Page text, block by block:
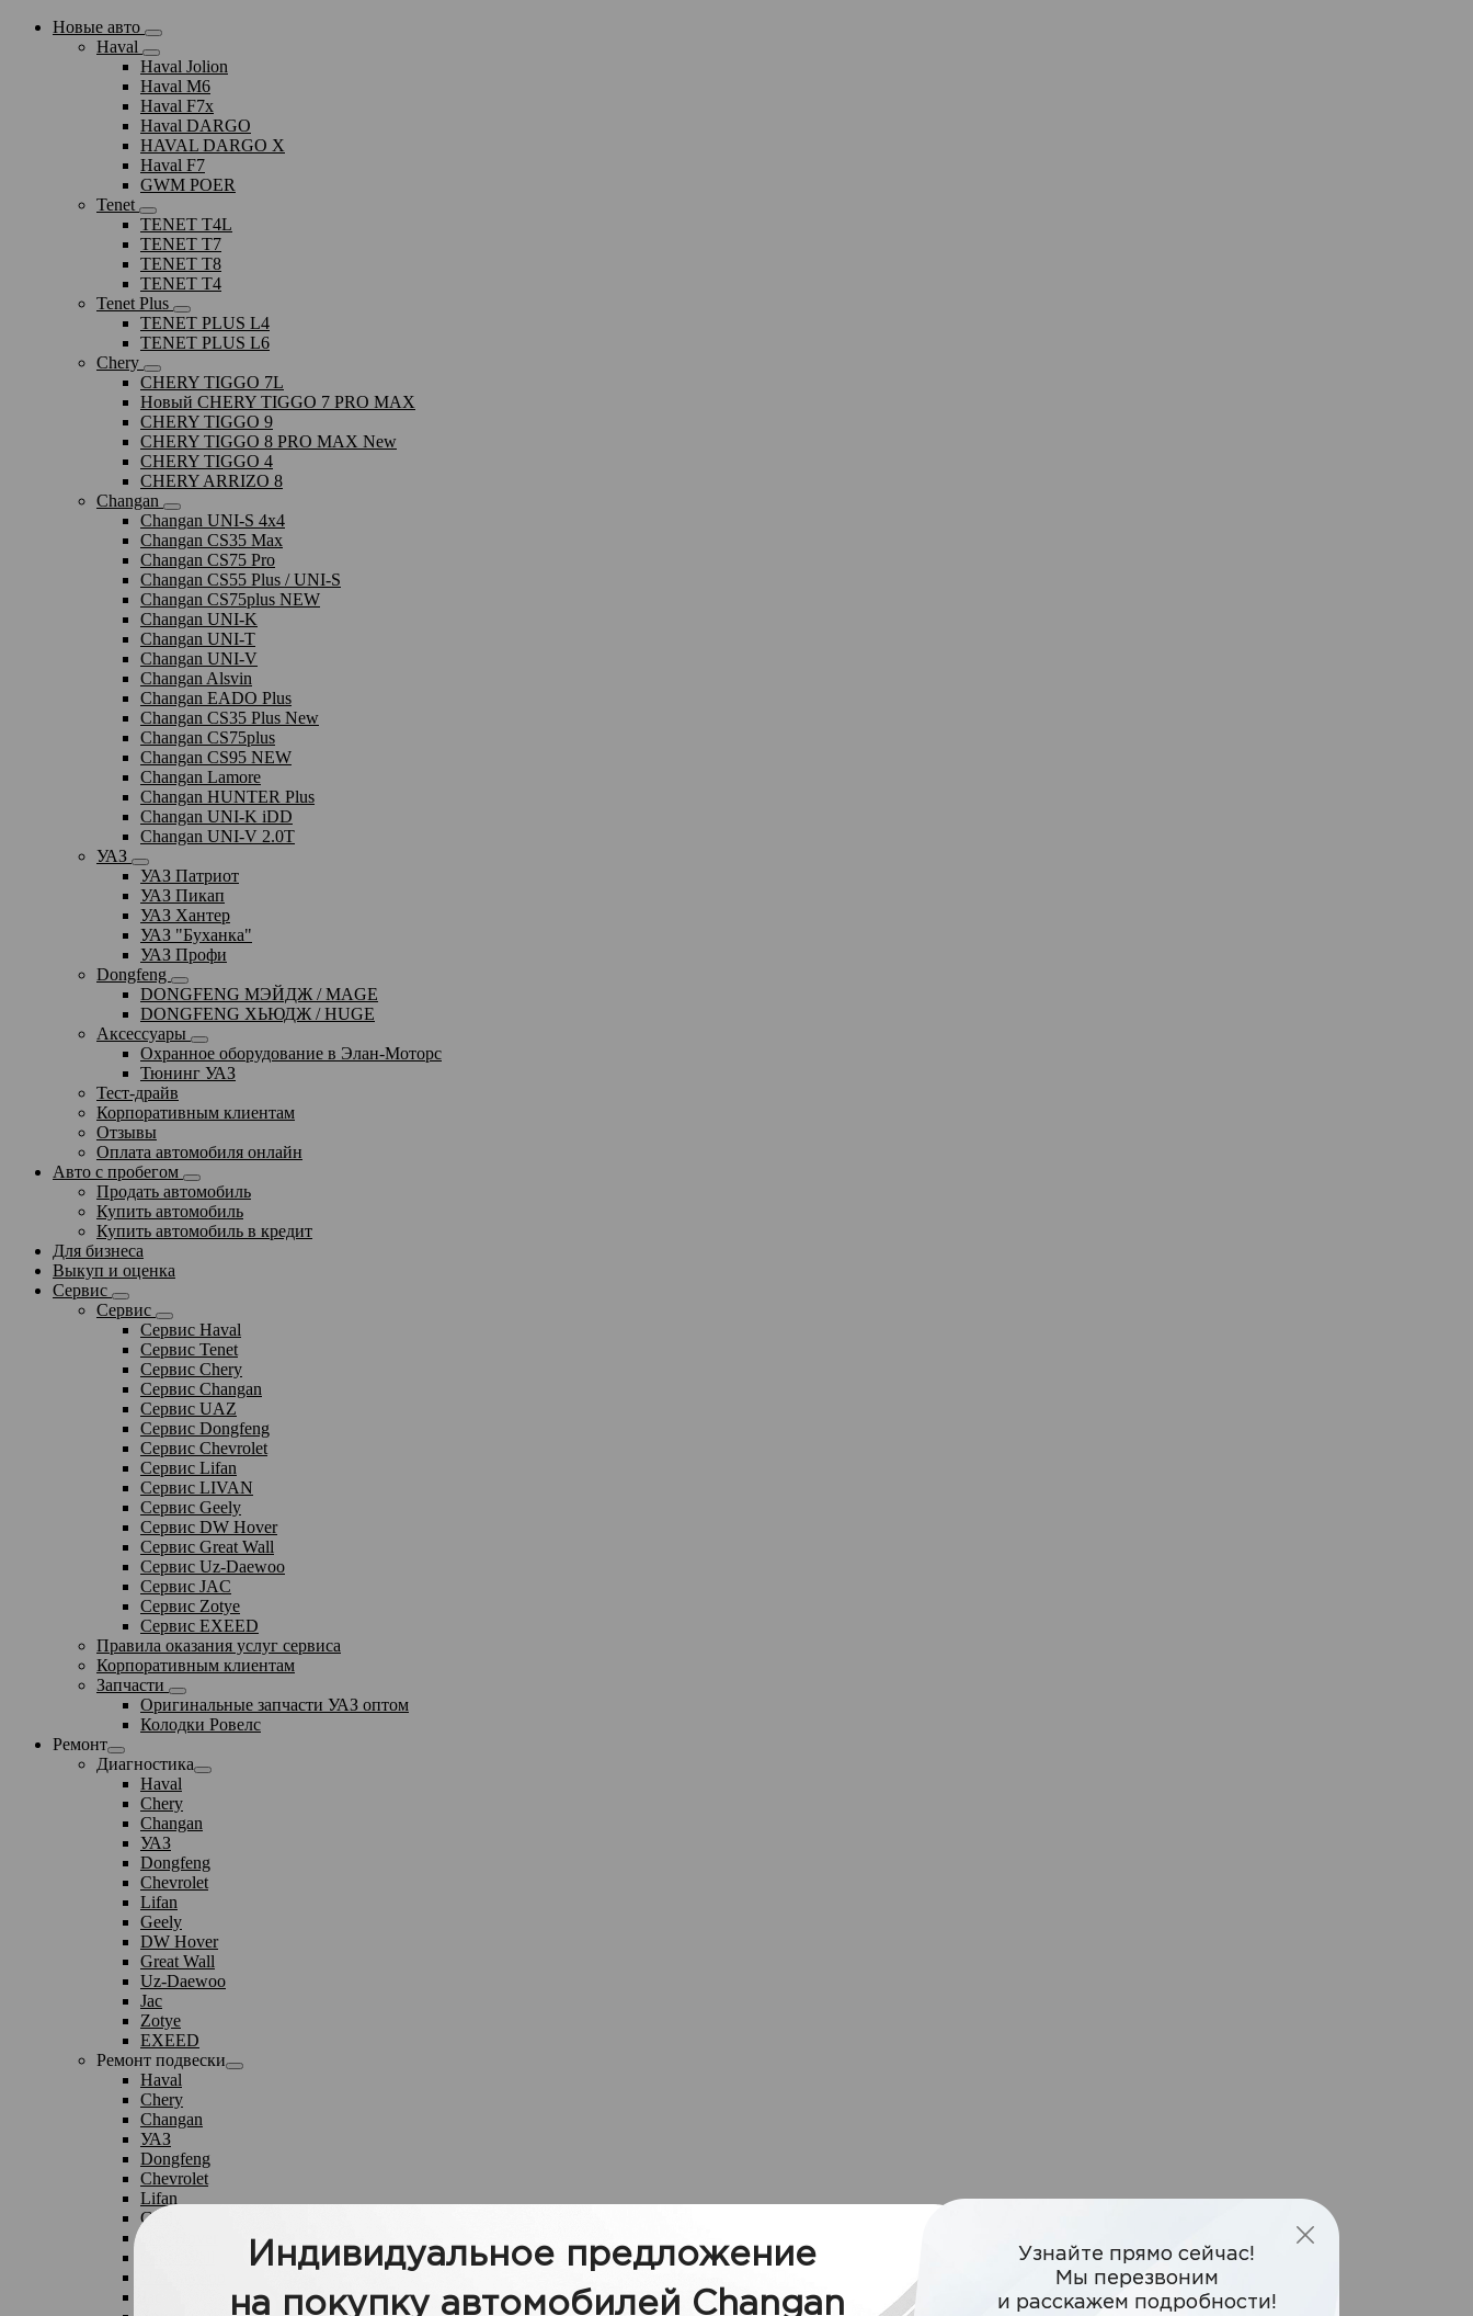
Новые авто
Haval
Haval Jolion
Haval M6
Haval F7x
Haval DARGO
HAVAL DARGO Х
Haval F7
GWM POER
Tenet
TENET T4L
TENET T7
TENET T8
TENET T4
Tenet Plus
TENET PLUS L4
TENET PLUS L6
Chery
CHERY TIGGO 7L
Новый CHERY TIGGO 7 PRO MAX
CHERY TIGGO 9
CHERY TIGGO 8 PRO MAX New
CHERY TIGGO 4
CHERY ARRIZO 8
Changan
Changan UNI-S 4x4
Changan CS35 Max
Changan CS75 Pro
Changan CS55 Plus / UNI-S
Changan CS75plus NEW
Changan UNI-K
Changan UNI-T
Changan UNI-V
Changan Alsvin
Changan EADO Plus
Changan CS35 Plus New
Changan CS75plus
Changan CS95 NEW
Changan Lamore
Changan HUNTER Plus
Changan UNI-K iDD
Changan UNI-V 2.0T
УАЗ
УАЗ Патриот
УАЗ Пикап
УАЗ Хантер
УАЗ "Буханка"
УАЗ Профи
Dongfeng
DONGFENG МЭЙДЖ / MAGE
DONGFENG ХЬЮДЖ / HUGE
Аксессуары
Охранное оборудование в Элан-Моторс
Тюнинг УАЗ
Тест-драйв
Корпоративным клиентам
Отзывы
Оплата автомобиля онлайн
Авто с пробегом
Продать автомобиль
Купить автомобиль
Купить автомобиль в кредит
Для бизнеса
Выкуп и оценка
Сервис
Сервис
Сервис Haval
Сервис Tenet
Сервис Chery
Сервис Changan
Сервис UAZ
Сервис Dongfeng
Сервис Chevrolet
Сервис Lifan
Сервис LIVAN
Сервис Geely
Сервис DW Hover
Сервис Great Wall
Сервис Uz-Daewoo
Сервис JAC
Сервис Zotye
Сервис EXEED
Правила оказания услуг сервиса
Корпоративным клиентам
Запчасти
Оригинальные запчасти УАЗ оптом
Колодки Ровелс
Ремонт
Диагностика
Haval
Chery
Changan
УАЗ
Dongfeng
Chevrolet
Lifan
Geely
DW Hover
Great Wall
Uz-Daewoo
Jac
Zotye
EXEED
Ремонт подвески
Haval
Chery
Changan
УАЗ
Dongfeng
Chevrolet
Lifan
Geely